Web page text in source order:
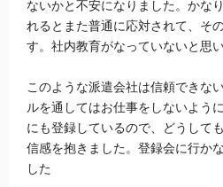
ないかと不安になりました。かな
れるとまた普通に応対されて、そ
す。社内教育がなっていないと思い
このような派遣会社は信頼できな
ルを通してはお仕事をしないよう
にも登録しているので、どうして
信感を抱きました。登録会に行か
した